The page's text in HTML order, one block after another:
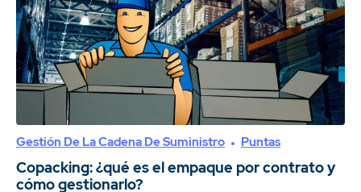
Gestión De La Cadena De Suministro Puntas
Copacking: ¿qué es el empaque por contrato y
cómo gestionarlo?